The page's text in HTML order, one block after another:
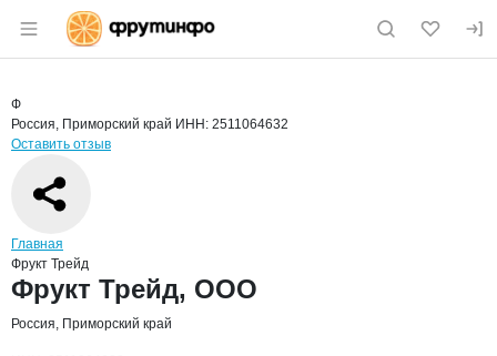
Раздел навигации по сайту fruitinfo.ru
Страница компании
Страница компании
Краткая информация о компании
Ф
Россия, Приморский край ИНН: 2511064632
Оставить отзыв
Навигация по сайту
Главная
Фрукт Трейд
Основная информация о компании
Фрукт Трейд, ООО
Россия, Приморский край